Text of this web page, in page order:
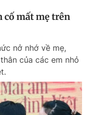
cố mất mẹ trên
nở nhớ về mẹ,
của các em nhỏ